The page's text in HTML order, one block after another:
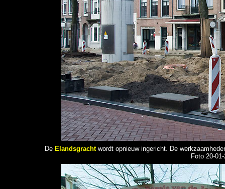
De Elandsgrachtwordt opnieuw ingericht. De
Foto 20-